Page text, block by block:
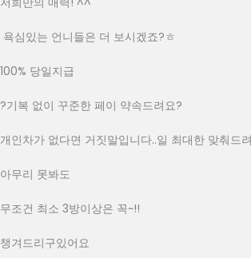
저희만의 매력! ^^
욕심있는 언니들은 더 보시겠죠?ㅎ
100% 당일지급
?기복 없이 꾸준한 페이 약속드려요?
개인차가 없다면 거짓말입니다..일 최대한 맞춰드
아무리 못봐도
무조건 최소 3방이상은 꼭~!!
챙겨드리구있어요